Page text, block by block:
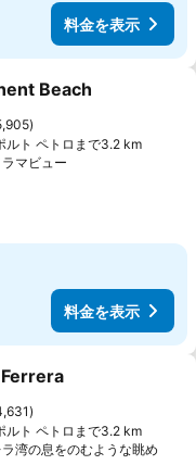
料金を表示
りに追加
Beach
ルト ペトロまで3.2 km
マビュー
料金を表示
りに追加
ルト ペトロまで3.2 km
湾の息をのむような眺め